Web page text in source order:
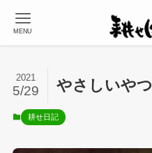
MENU
やさしいやつ
2021
5/29
耕せ日記